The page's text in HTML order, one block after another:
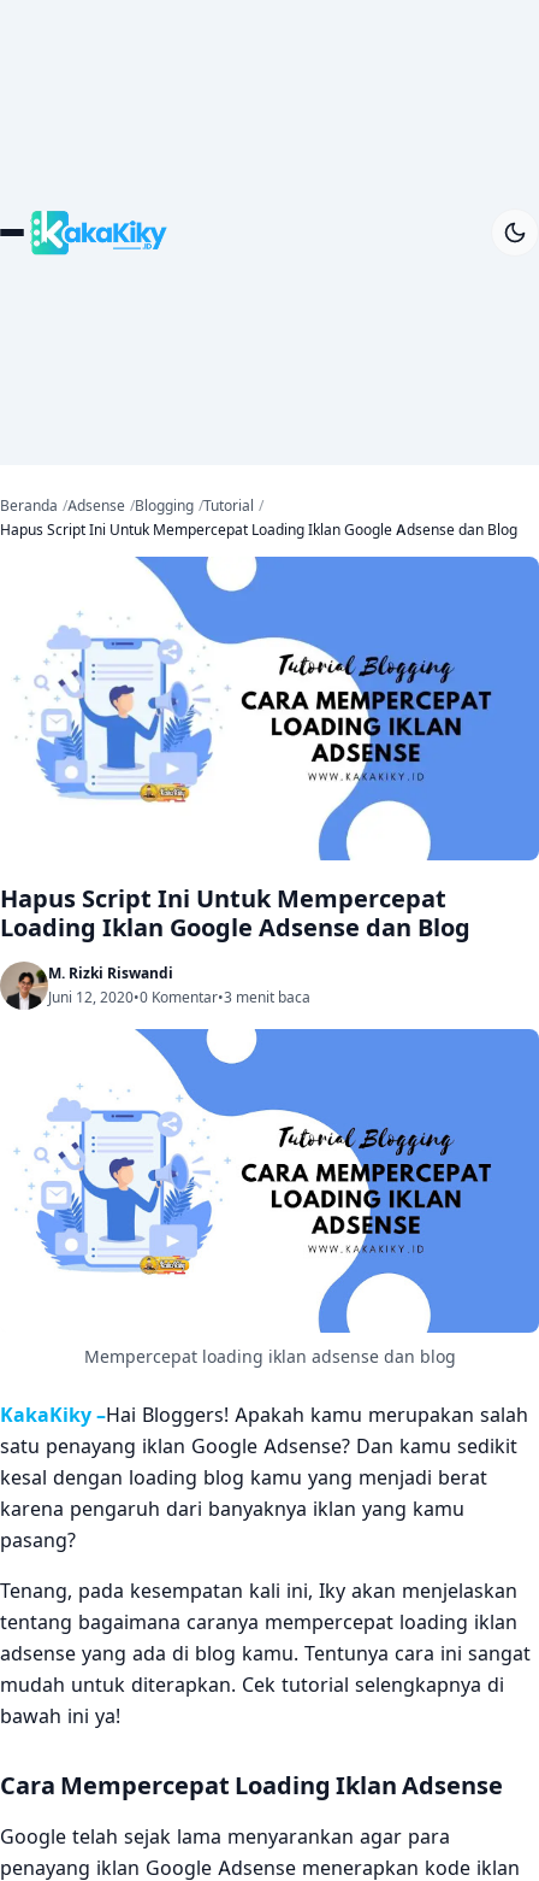
Beranda Adsense Blogging Tutorial
Hapus Script Ini Untuk Mempercepat Loading Iklan Google Adsense dan Blog
Hapus Script Ini Untuk Mempercepat
Loading Iklan Google Adsense dan Blog
M. Rizki Riswandi
Juni 12, 2020•0 Komentar•3 menit baca
Mempercepat loading iklan adsense dan blog
KakaKiky –Hai Bloggers! Apakah kamu merupakan salah
satu penayang iklan Google Adsense? Dan kamu sedikit
kesal dengan loading blog kamu yang menjadi berat
karena pengaruh dari banyaknya iklan yang kamu
pasang?
Tenang, pada kesempatan kali ini, Iky akan menjelaskan
tentang bagaimana caranya mempercepat loading iklan
adsense yang ada di blog kamu. Tentunya cara ini sangat
mudah untuk diterapkan. Cek tutorial selengkapnya di
bawah ini ya!
Cara Mempercepat Loading Iklan Adsense
Google telah sejak lama menyarankan agar para
penayang iklan Google Adsense menerapkan kode iklan